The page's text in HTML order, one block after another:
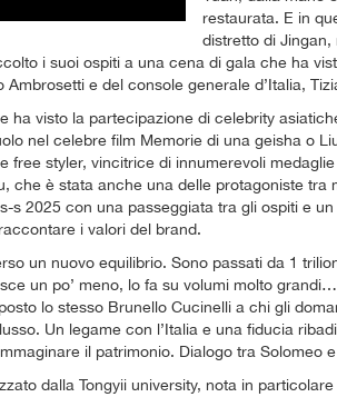
restaurata. E in
distretto di
i suoi ospiti a una cena di gala che ha
Ambrosetti e del console generale d’Italia,
ha visto la partecipazione di celebrity
nel celebre film Memorie di una geisha o
free styler, vincitrice di innumerevoli
che è stata anche una delle protagoniste tra
s 2025 con una passeggiata tra gli ospiti e
i valori del brand.
un nuovo equilibrio. Sono passati da 1
un po’ meno, lo fa su volumi molto
lo stesso Brunello Cucinelli a chi gli
Un legame con l’Italia e una fiducia
il patrimonio. Dialogo tra Solomeo
dalla Tongyii university, nota in